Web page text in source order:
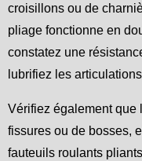
croisillons ou de
pliage fonctionne en
constatez une
lubrifiez les
Vérifiez également que
fissures ou de bosses,
fauteuils roulants